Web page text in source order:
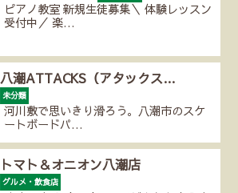
ピアノ教室 新規生徒募集＼ 体験レッスン
受付中／ 楽…
八潮ATTACKS（アタックス…
未分類
河川敷で思いきり滑ろう。八潮市のスケ
ートボードパ…
トマト＆オニオン八潮店
グルメ・飲食店